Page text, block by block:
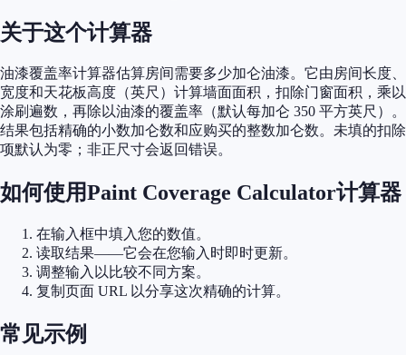
关于这个计算器
油漆覆盖率计算器估算房间需要多少加仑油漆。它由房间长度、
宽度和天花板高度（英尺）计算墙面面积，扣除门窗面积，乘以
涂刷遍数，再除以油漆的覆盖率（默认每加仑 350 平方英尺）。
结果包括精确的小数加仑数和应购买的整数加仑数。未填的扣除
项默认为零；非正尺寸会返回错误。
如何使用Paint Coverage Calculator计算器
在输入框中填入您的数值。
读取结果——它会在您输入时即时更新。
调整输入以比较不同方案。
复制页面 URL 以分享这次精确的计算。
常见示例